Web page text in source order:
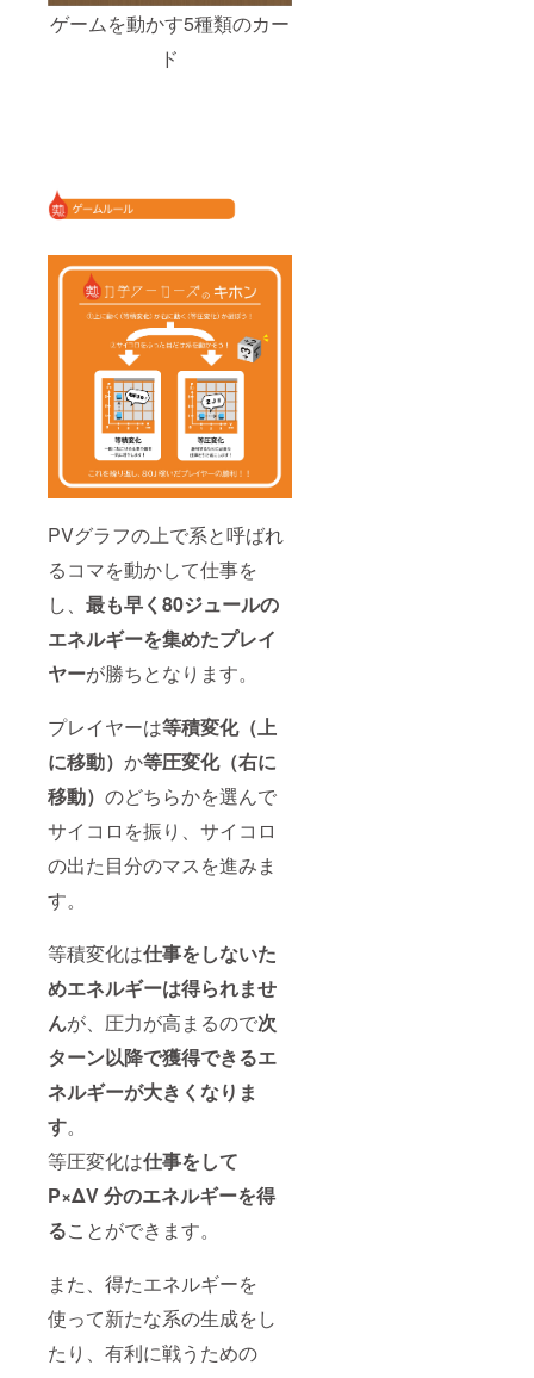
ゲームを動かす5種類のカー
ド
PVグラフの上で系と呼ばれ
るコマを動かして仕事を
し、 最も早く 80ジュールの
エネルギーを集めたプレイ
ヤーが勝ちとなります。
プレイヤーは等積変化（上
に移動） か等圧変化（右に
移動） のどちらかを選んで
サイコロを振り、サイコロ
の出た目分のマスを進みま
す。
等積変化は仕事をしないた
めエネルギーは得られませ
んが、圧力が高まるので次
ターン以降で獲得できるエ
ネルギーが大きくなりま
す。
等圧変化は仕事をして
P×ΔV 分のエネルギーを得
ることができます。
また、得たエネルギーを
使って新たな系の生成をし
たり、有利に戦うための